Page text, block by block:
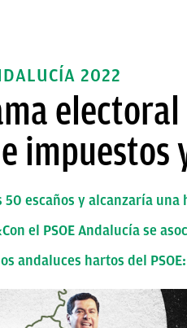
2022
50 escaños y alcanzaría
el PSOE Andalucía se
andaluces hartos del